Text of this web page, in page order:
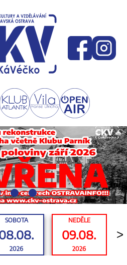
SOBOTA
2026
NEDĚLE
09.08.
2026
>